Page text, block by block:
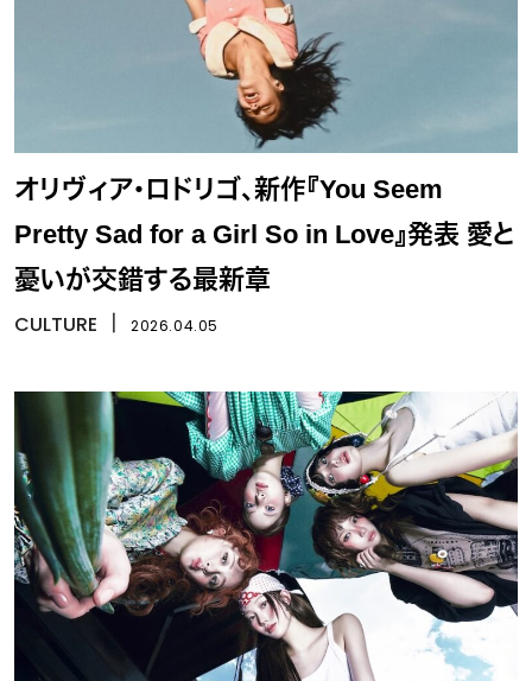
オリヴィア・ロドリゴ、新作『You Seem
Pretty Sad for a Girl So in Love』発表 愛と
憂いが交錯する最新章
CULTURE 2026.04.05